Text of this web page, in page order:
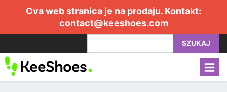
Ova web stranica je na prodaju. Kontakt:
contact@keeshoes.com
SZUKAJ